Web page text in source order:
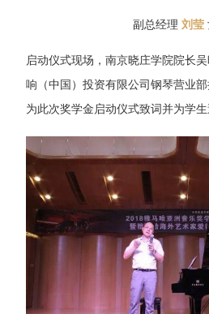
副总经理 刘莹
启动仪式现场，南京晓庄学院院长
响（中国）投资有限公司钢琴营业
为此次奖学金启动仪式致词并为学生